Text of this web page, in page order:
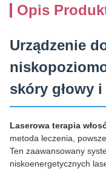
Opis
Urządzenie
skóry głowy
Laserowa terapia
metoda leczenia,
Ten zaawansowany
niskoenergetycznych